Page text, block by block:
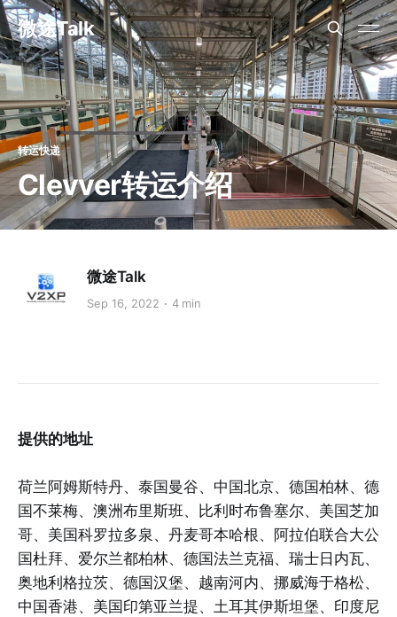
微途Talk
转运快递
Clevver转运介绍
微途Talk
Sep 16, 2022 4 min
提供的地址
荷兰阿姆斯特丹、泰国曼谷、中国北京、德国柏林、德
国不莱梅、澳洲布里斯班、比利时布鲁塞尔、美国芝加
哥、美国科罗拉多泉、丹麦哥本哈根、阿拉伯联合大公
国杜拜、爱尔兰都柏林、德国法兰克福、瑞士日内瓦、
奥地利格拉茨、德国汉堡、越南河内、挪威海于格松、
中国香港、美国印第亚兰提、土耳其伊斯坦堡、印度尼